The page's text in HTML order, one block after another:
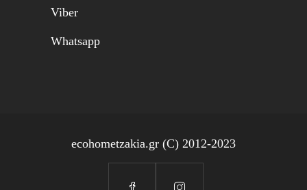
Viber
Whatsapp
ecohometzakia.gr (C) 2012-2023